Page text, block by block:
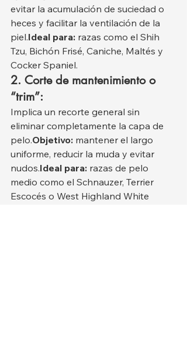
evitar la acumulación de suciedad o
heces y facilitar la ventilación de la
piel.Ideal para: razas como el Shih
Tzu, Bichón Frisé, Caniche, Maltés y
Cocker Spaniel.
2. Corte de mantenimiento o
“trim”:
Implica un recorte general sin
eliminar completamente la capa de
pelo.Objetivo: mantener el largo
uniforme, reducir la muda y evitar
nudos.Ideal para: razas de pelo
medio como el Schnauzer, Terrier
Escocés o West Highland White